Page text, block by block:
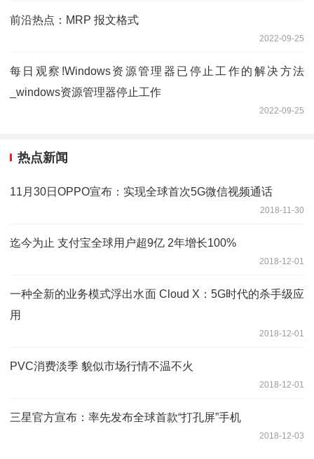
前沿热点：MRP 报文格式
2022-09-25
每日观察!Windows资源管理器已停止工作的解决方法
_windows资源管理器停止工作
2022-09-25
热点新闻
11月30日OPPO宣布：实现全球首次5G微信视频通话
2018-11-30
迄今为止 支付宝全球用户超9亿 2年增长100%
2018-12-01
一种全新的业务模式浮出水面 Cloud X：5G时代的杀手级应
用
2018-12-01
PVC消费淡季 貌似市场行情不温不火
2018-12-01
三星官方宣布：率先发布全球首款“打孔屏”手机
2018-12-03